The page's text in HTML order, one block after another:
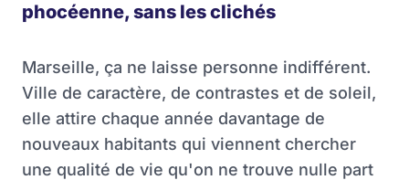
phocéenne, sans les clichés
Marseille, ça ne laisse personne indifférent.
Ville de caractère, de contrastes et de soleil,
elle attire chaque année davantage de
nouveaux habitants qui viennent chercher
une qualité de vie qu'on ne trouve nulle part